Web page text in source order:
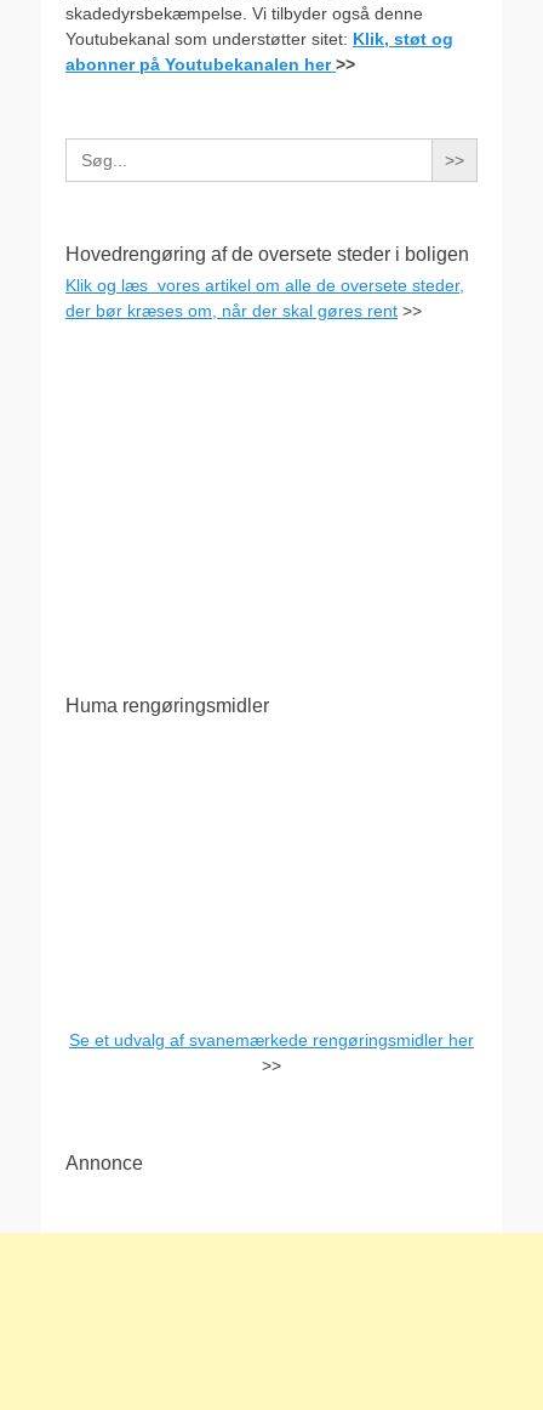
skadedyrsbekæmpelse. Vi tilbyder også denne
Youtubekanal som understøtter sitet: Klik, støt og
abonner på Youtubekanalen her>>
Search
for:
Hovedrengøring af de oversete steder i boligen
Klik og læs vores artikel om alle de oversete steder,
der bør kræses om, når der skal gøres rent >>
Huma rengøringsmidler
Se et udvalg af svanemærkede rengøringsmidler her
>>
Annonce